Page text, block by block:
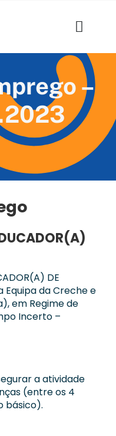
Associados
Estruturas
SABER+ Formação
Florescer
Voz das Famílias
Contactos
–
DE
Equipa da Creche e
em Regime de
Incerto –
a atividade
(entre os 4
básico).